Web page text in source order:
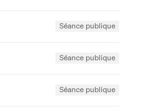
Séance publique
Séance publique
Séance publique